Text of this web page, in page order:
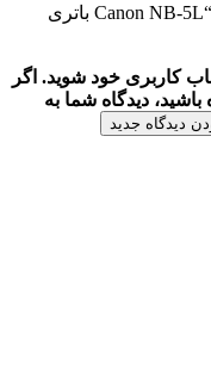
اولین کسی باشید که دیدگاهی می نویسد “Canon NB-5L باتری
کاربری خود شوید. اگر
دیدگاه شما به
دیدگاه جدید